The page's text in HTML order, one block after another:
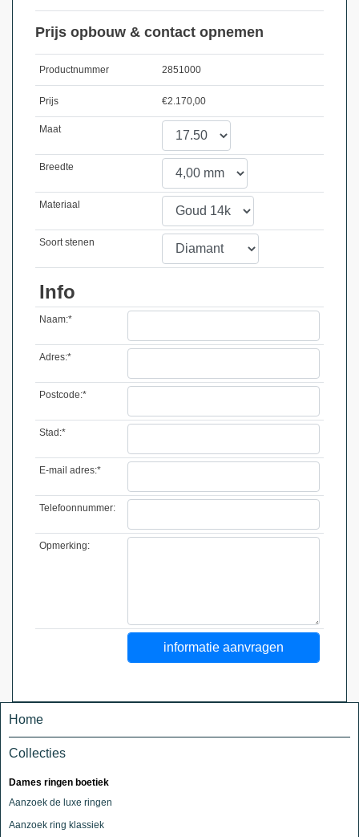
Prijs opbouw & contact opnemen
Productnummer 2851000
Prijs €2.170,00
Maat
Breedte
Materiaal
Soort stenen
Info
Naam:*
Adres:*
Postcode:*
Stad:*
E-mail adres:*
Telefoonnummer:
Opmerking:
Home
Collecties
Dames ringen boetiek
Aanzoek de luxe ringen
Aanzoek ring klassiek